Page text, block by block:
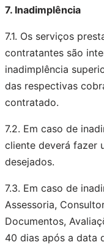
7. Inadimplência
7.1. Os serviços
contratantes são
inadimplência
das respectivas
contratado.
7.2. Em caso de
cliente deverá fazer
desejados.
7.3. Em caso de
Assessoria,
Documentos,
40 dias após a data